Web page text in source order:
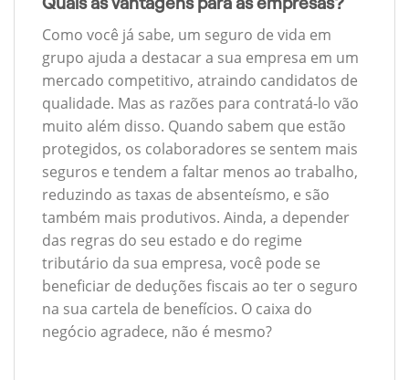
Como você já sabe, um seguro de vida em
grupo ajuda a destacar a sua empresa em um
mercado competitivo, atraindo candidatos de
qualidade. Mas as razões para contratá-lo vão
muito além disso. Quando sabem que estão
protegidos, os colaboradores se sentem mais
seguros e tendem a faltar menos ao trabalho,
reduzindo as taxas de absenteísmo, e são
também mais produtivos. Ainda, a depender
das regras do seu estado e do regime
tributário da sua empresa, você pode se
beneficiar de deduções fiscais ao ter o seguro
na sua cartela de benefícios. O caixa do
negócio agradece, não é mesmo?